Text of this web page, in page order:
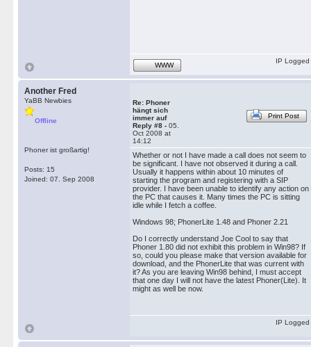
WWW
IP Logged
Another Fred
YaBB Newbies
Offline
Phoner ist großartig!
Posts: 15
Joined: 07. Sep 2008
Re: Phoner
hängt sich
immer auf
Reply #8 - 05.
Oct 2008 at
14:12
Print Post
Whether or not I have made a call does not seem to
be significant. I have not observed it during a call.
Usually it happens within about 10 minutes of
starting the program and registering with a SIP
provider. I have been unable to identify any action on
the PC that causes it. Many times the PC is sitting
idle while I fetch a coffee.
Windows 98; PhonerLite 1.48 and Phoner 2.21
Do I correctly understand Joe Cool to say that
Phoner 1.80 did not exhibit this problem in Win98? If
so, could you please make that version available for
download, and the PhonerLite that was current with
it? As you are leaving Win98 behind, I must accept
that one day I will not have the latest Phoner(Lite). It
might as well be now.
IP Logged